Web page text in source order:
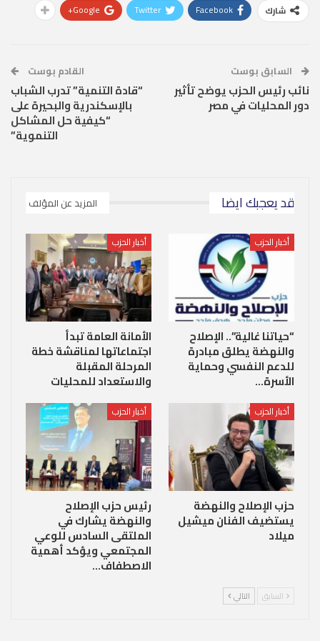
شارك Facebook
Twitter
Google+
السابق بوست
نائب رئيس الحزب يوضح تأثير
دور المحليات في مصر
القادم بوست
“قادة التنمية” تدرب الشباب
بالإسكندرية والبحيرة على
“كيفية حل المشاكل
التنموية”
قد يعجبك ايضا المزيد عن المؤلف
أخبار الحزب
“حياتنا غالية”.. الإصلاح
والنهضة يطلق مبادرة
للدعم النفسي وحماية
الأسرة…
أخبار الحزب
الأمانة العامة تبدأ
اجتماعاتها لمناقشة خطة
المرحلة المقبلة
والاستعداد للمحليات
أخبار الحزب
حزب الإصلاح والنهضة
يستضيف الفنان ميشيل
ميلاد
أخبار الحزب
رئيس حزب الإصلاح
والنهضة يشارك في
الملتقى السادس للوعي
المجتمعي ويؤكد أهمية
الاصطفاف…
السابق التالي